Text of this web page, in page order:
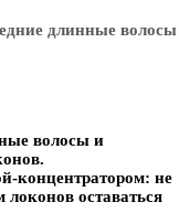
волосы и
концентратором: не
оставаться